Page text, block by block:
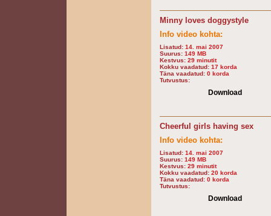
Minny loves doggystyle
Info video kohta:
Lisatud: 14. mai 2007
Suurus: 149 MB
Kestvus: 29 minutit
Kokku vaadatud: 17 korda
Täna vaadatud: 0 korda
Tutvustus:
Download
Cheerful girls having sex
Info video kohta:
Lisatud: 14. mai 2007
Suurus: 149 MB
Kestvus: 29 minutit
Kokku vaadatud: 20 korda
Täna vaadatud: 0 korda
Tutvustus:
Download